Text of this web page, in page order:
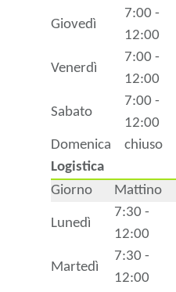
Giovedì
7:00 -
12:00
Venerdì
7:00 -
12:00
Sabato
7:00 -
12:00
Domenica chiuso
Logistica
Giorno
Mattino
Lunedì
7:30 -
12:00
Martedì
7:30 -
12:00